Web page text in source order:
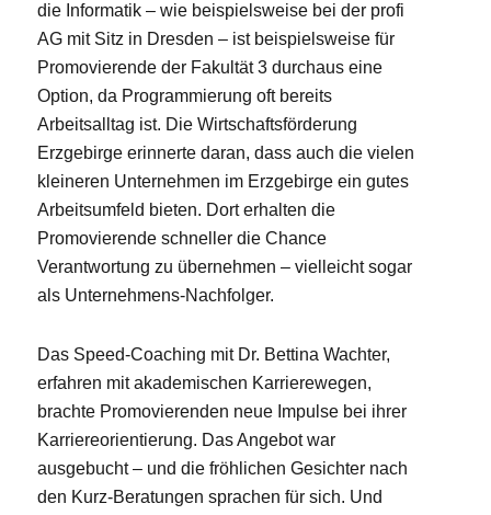
die Informatik – wie beispielsweise bei der profi
AG mit Sitz in Dresden – ist beispielsweise für
Promovierende der Fakultät 3 durchaus eine
Option, da Programmierung oft bereits
Arbeitsalltag ist. Die Wirtschaftsförderung
Erzgebirge erinnerte daran, dass auch die vielen
kleineren Unternehmen im Erzgebirge ein gutes
Arbeitsumfeld bieten. Dort erhalten die
Promovierende schneller die Chance
Verantwortung zu übernehmen – vielleicht sogar
als Unternehmens-Nachfolger.
Das Speed-Coaching mit Dr. Bettina Wachter,
erfahren mit akademischen Karrierewegen,
brachte Promovierenden neue Impulse bei ihrer
Karriereorientierung. Das Angebot war
ausgebucht – und die fröhlichen Gesichter nach
den Kurz-Beratungen sprachen für sich. Und